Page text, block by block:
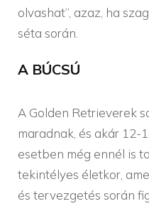
olvashat”, azaz, ha
séta során.
A BÚCSÚ
A Golden Retrieverek
maradnak, és akár 12-
esetben még ennél is
tekintélyes életkor,
és tervezgetés során